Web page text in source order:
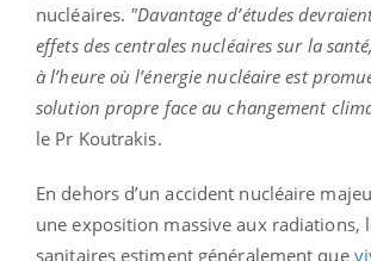
nucléaires. "Davantage d’études
effets des centrales nucléaires sur la
à l’heure où l’énergie nucléaire est
solution propre face au changement
le Pr Koutrakis.
En dehors d’un accident nucléaire
une exposition massive aux radiations,
sanitaires estiment généralement que